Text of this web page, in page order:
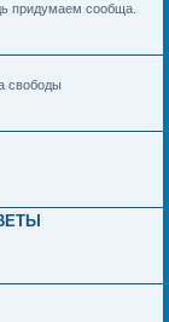
придумаем сообща.
свободы